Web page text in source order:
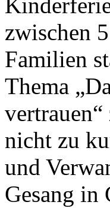
zwischen
Familien
Thema
nicht zu
und
Gesang in